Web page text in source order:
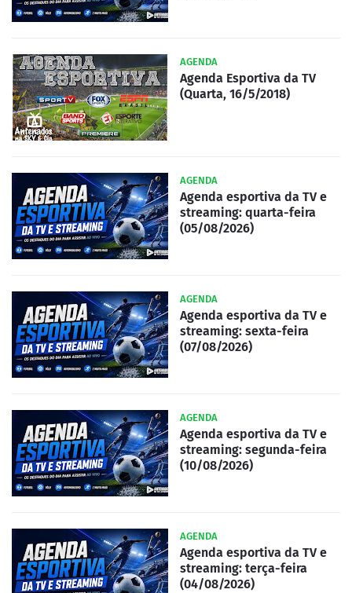
AGENDA
Agenda Esportiva da TV
(Quarta, 16/5/2018)
AGENDA
Agenda esportiva da TV e
streaming: quarta-feira
(05/08/2026)
AGENDA
Agenda esportiva da TV e
streaming: sexta-feira
(07/08/2026)
AGENDA
Agenda esportiva da TV e
streaming: segunda-feira
(10/08/2026)
AGENDA
Agenda esportiva da TV e
streaming: terça-feira
(04/08/2026)